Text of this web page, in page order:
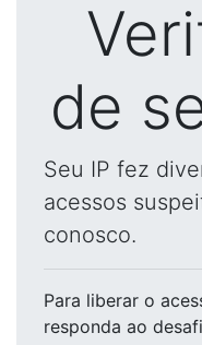
de
Seu IP fez
acessos
conosco.
Para liberar o
responda ao